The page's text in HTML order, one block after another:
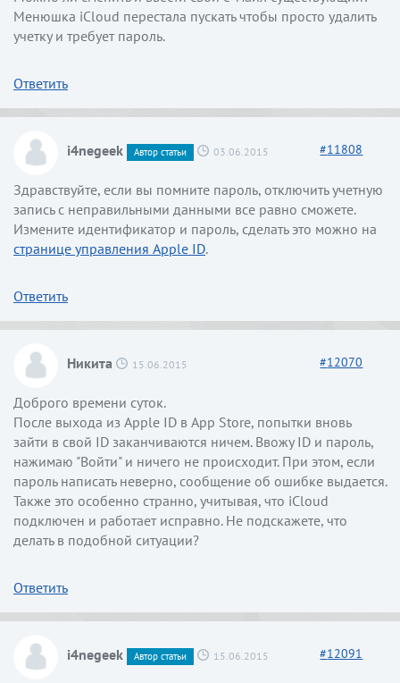
Менюшка iCloud перестала пускать чтобы просто удалить
учетку и требует пароль.
Ответить
i4negeek Автор статьи 03.06.2015 #11808
Здравствуйте, если вы помните пароль, отключить учетную
запись с неправильными данными все равно сможете.
Измените идентификатор и пароль, сделать это можно на
странице управления Apple ID.
Ответить
Никита 15.06.2015 #12070
Доброго времени суток.
После выхода из Apple ID в App Store, попытки вновь
зайти в свой ID заканчиваются ничем. Ввожу ID и пароль,
нажимаю "Войти" и ничего не происходит. При этом, если
пароль написать неверно, сообщение об ошибке выдается.
Также это особенно странно, учитывая, что iCloud
подключен и работает исправно. Не подскажете, что
делать в подобной ситуации?
Ответить
i4negeek Автор статьи 15.06.2015 #12091